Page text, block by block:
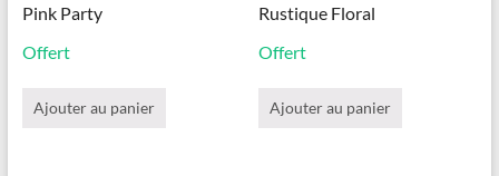
Pink Party
Offert
Ajouter au panier
Rustique Floral
Offert
Ajouter au panier